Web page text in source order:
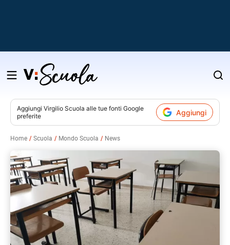
Salta
contenuto
Aggiungi Virgilio Scuola alle tue fonti Google
preferite
Aggiungi
Home Scuola Mondo Scuola News